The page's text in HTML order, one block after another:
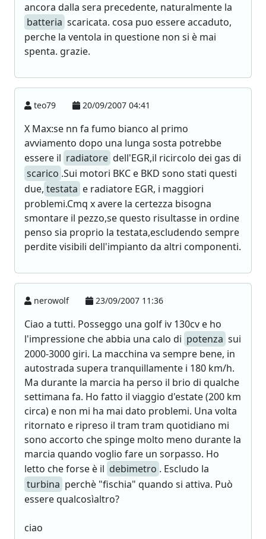
ancora dalla sera precedente, naturalmente la
batteria scaricata. cosa puo essere accaduto,
perche la ventola in questione non si è mai
spenta. grazie.
teo79 20/09/2007 04:41
X Max:se nn fa fumo bianco al primo
avviamento dopo una lunga sosta potrebbe
essere il radiatore dell'EGR,il ricircolo dei gas di
scarico .Sui motori BKC e BKD sono stati questi
due, testata e radiatore EGR, i maggiori
problemi.Cmq x avere la certezza bisogna
smontare il pezzo,se questo risultasse in ordine
penso sia proprio la testata,escludendo sempre
perdite visibili dell'impianto da altri componenti.
nerowolf 23/09/2007 11:36
Ciao a tutti. Posseggo una golf iv 130cv e ho
l'impressione che abbia una calo di potenza sui
2000-3000 giri. La macchina va sempre bene, in
autostrada supera tranquillamente i 180 km/h.
Ma durante la marcia ha perso il brio di qualche
settimana fa. Ho fatto il viaggio d'estate (200 km
circa) e non mi ha mai dato problemi. Una volta
ritornato e ripreso il tram tram quotidiano mi
sono accorto che spinge molto meno durante la
marcia quando voglio fare un sorpasso. Ho
letto che forse è il debimetro . Escludo la
turbina perchè "fischia" quando si attiva. Può
essere qualcosìaltro?
ciao